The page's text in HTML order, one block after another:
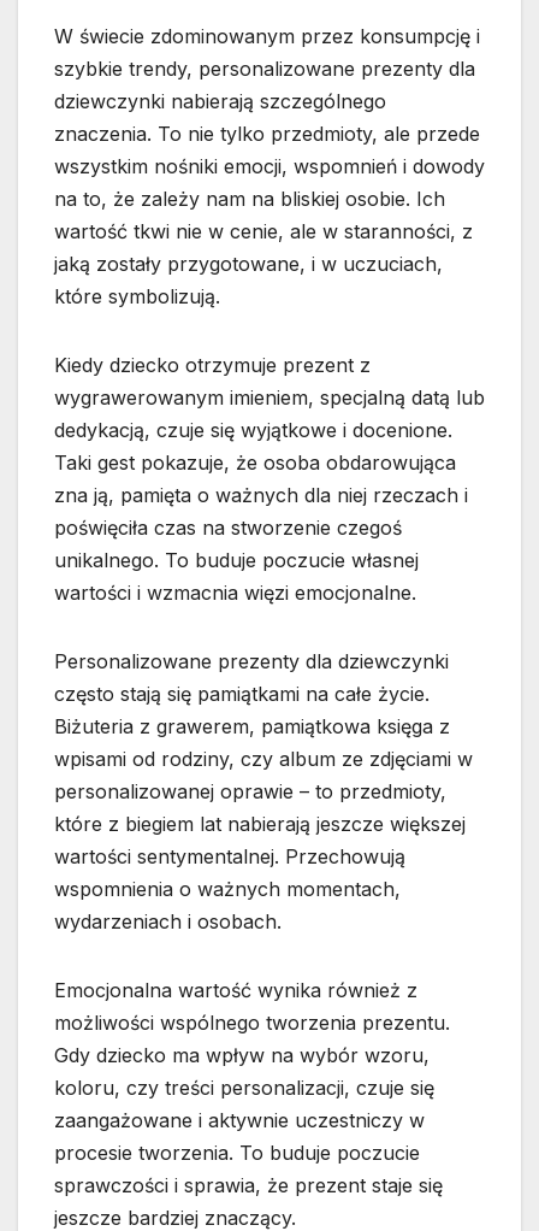
W świecie zdominowanym przez konsumpcję i
szybkie trendy, personalizowane prezenty dla
dziewczynki nabierają szczególnego
znaczenia. To nie tylko przedmioty, ale przede
wszystkim nośniki emocji, wspomnień i dowody
na to, że zależy nam na bliskiej osobie. Ich
wartość tkwi nie w cenie, ale w staranności, z
jaką zostały przygotowane, i w uczuciach,
które symbolizują.
Kiedy dziecko otrzymuje prezent z
wygrawerowanym imieniem, specjalną datą lub
dedykacją, czuje się wyjątkowe i docenione.
Taki gest pokazuje, że osoba obdarowująca
zna ją, pamięta o ważnych dla niej rzeczach i
poświęciła czas na stworzenie czegoś
unikalnego. To buduje poczucie własnej
wartości i wzmacnia więzi emocjonalne.
Personalizowane prezenty dla dziewczynki
często stają się pamiątkami na całe życie.
Biżuteria z grawerem, pamiątkowa księga z
wpisami od rodziny, czy album ze zdjęciami w
personalizowanej oprawie – to przedmioty,
które z biegiem lat nabierają jeszcze większej
wartości sentymentalnej. Przechowują
wspomnienia o ważnych momentach,
wydarzeniach i osobach.
Emocjonalna wartość wynika również z
możliwości wspólnego tworzenia prezentu.
Gdy dziecko ma wpływ na wybór wzoru,
koloru, czy treści personalizacji, czuje się
zaangażowane i aktywnie uczestniczy w
procesie tworzenia. To buduje poczucie
sprawczości i sprawia, że prezent staje się
jeszcze bardziej znaczący.